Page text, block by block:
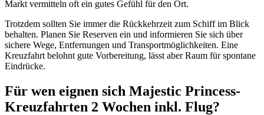
Markt vermitteln oft ein gutes Gefühl für den Ort.
Trotzdem sollten Sie immer die Rückkehrzeit zum Schiff im Blick
behalten. Planen Sie Reserven ein und informieren Sie sich über
sichere Wege, Entfernungen und Transportmöglichkeiten. Eine
Kreuzfahrt belohnt gute Vorbereitung, lässt aber Raum für spontane
Eindrücke.
Für wen eignen sich Majestic Princess-
Kreuzfahrten 2 Wochen inkl. Flug?